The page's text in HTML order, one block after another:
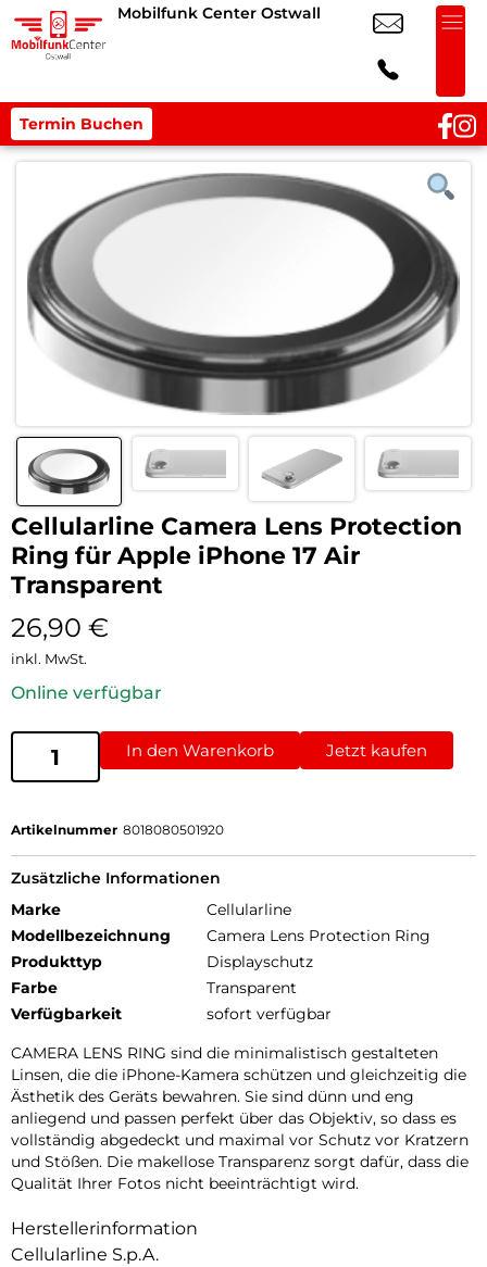
Mobilfunk Center Ostwall
Termin Buchen
Cellularline Camera Lens Protection
Ring für Apple iPhone 17 Air
Transparent
26,90 €
inkl. MwSt.
Online verfügbar
In den Warenkorb Jetzt kaufen
Artikelnummer 8018080501920
Zusätzliche Informationen
Marke
Cellularline
Modellbezeichnung
Camera Lens Protection Ring
Produkttyp
Displayschutz
Farbe
Transparent
Verfügbarkeit
sofort verfügbar
CAMERA LENS RING sind die minimalistisch gestalteten
Linsen, die die iPhone-Kamera schützen und gleichzeitig die
Ästhetik des Geräts bewahren. Sie sind dünn und eng
anliegend und passen perfekt über das Objektiv, so dass es
vollständig abgedeckt und maximal vor Schutz vor Kratzern
und Stößen. Die makellose Transparenz sorgt dafür, dass die
Qualität Ihrer Fotos nicht beeinträchtigt wird.
Herstellerinformation
Cellularline S.p.A.